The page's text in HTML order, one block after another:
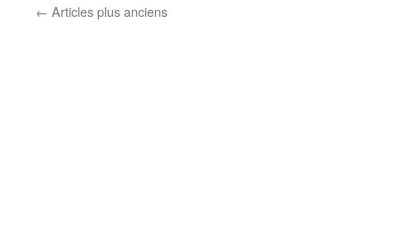
← Articles plus anciens